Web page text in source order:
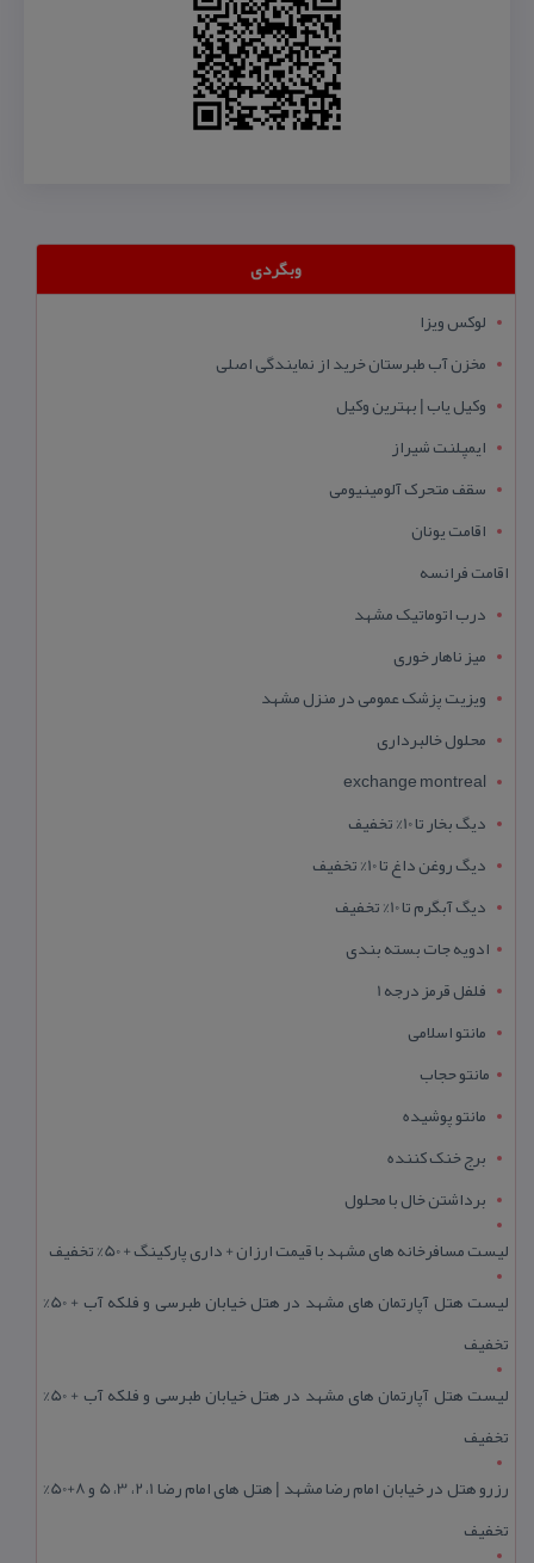
وبگردی
لوکس ویزا
مخزن آب طبرستان خرید از نمایندگی اصلی
وکیل یاب | بهترین وکیل
ایمپلنت شیراز
سقف متحرک آلومینیومی
اقامت یونان
اقامت فرانسه
درب اتوماتیک مشهد
میز ناهار خوری
ویزیت پزشک عمومی در منزل مشهد
محلول خالبرداری
exchange montreal
دیگ بخار تا 10% تخفیف
دیگ روغن داغ تا 10% تخفیف
دیگ آبگرم تا 10% تخفیف
ادویه جات بسته بندی
فلفل قرمز درجه 1
مانتو اسلامی
مانتو حجاب
مانتو پوشیده
برج خنک کننده
برداشتن خال با محلول
لیست مسافرخانه های مشهد با قیمت ارزان + داری پارکینگ + 50% تخفیف
لیست هتل آپارتمان های مشهد در هتل خیابان طبرسی و فلکه آب + 50%
تخفیف
لیست هتل آپارتمان های مشهد در هتل خیابان طبرسی و فلکه آب + 50%
تخفیف
رزرو هتل در خیابان امام رضا مشهد | هتل‌ های امام رضا 1، 2، 3، 5 و 8+50%
تخفیف